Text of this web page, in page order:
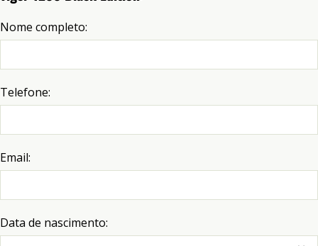
Nome completo:
Telefone:
Email:
Data de nascimento: